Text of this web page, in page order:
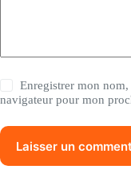
Enregistrer mon
navigateur pour mon
Laisser un